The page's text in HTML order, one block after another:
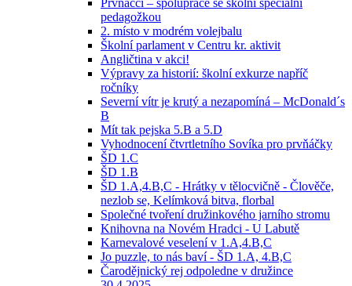
Prvňáčci – spolupráce se školní speciální
pedagožkou
2. místo v modrém volejbalu
Školní parlament v Centru kr. aktivit
Angličtina v akci!
Výpravy za historií: školní exkurze napříč
ročníky
Severní vítr je krutý a nezapomíná – McDonald´s
B
Mít tak pejska 5.B a 5.D
Vyhodnocení čtvrtletního Sovíka pro prvňáčky
ŠD 1.C
ŠD 1.B
ŠD 1.A,4.B,C - Hrátky v tělocvičně - Člověče,
nezlob se, Kelímková bitva, florbal
Společné tvoření družinkového jarního stromu
Knihovna na Novém Hradci - U Labutě
Karnevalové veselení v 1.A,4.B,C
Jo puzzle, to nás baví - ŠD 1.A, 4.B,C
Čarodějnický rej odpoledne v družince